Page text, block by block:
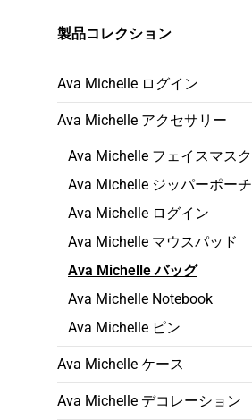
製品コレクション
Ava Michelle ログイン
Ava Michelle アクセサリー
Ava Michelle フェイスマスク
Ava Michelle ジッパーポーチ
Ava Michelle ログイン
Ava Michelle マウスパッド
Ava Michelle バッグ
Ava Michelle Notebook
Ava Michelle ピン
Ava Michelle ケース
Ava Michelle デコレーション